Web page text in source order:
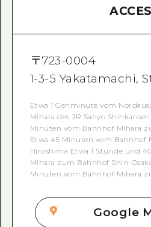
〒723-0004
1-3-5 Yakatamachi,
Etwa 1 Gehminute vom
Mihara des JR Sanyo
Minuten vom Bahnhof Mihara
Etwa 45 Minuten vom Bahnhof
Hiroshima Etwa 1 Stunde und
Mihara zum Bahnhof Shin-
Minuten vom Bahnhof Mihara
Google